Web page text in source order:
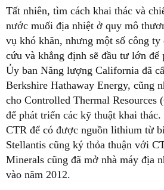
Tất nhiên, tìm cách khai thác và
nước muối địa nhiệt ở quy mô
vụ khó khăn, nhưng một số công ty
cứu và khẳng định sẽ đầu tư lớn để
Ủy ban Năng lượng California đã
Berkshire Hathaway Energy, cũng
cho Controlled Thermal Resources
để phát triển các kỹ thuật khai
CTR để có được nguồn lithium từ
Stellantis cũng ký thỏa thuận với
Minerals cũng đã mở nhà máy địa
vào năm 2012.